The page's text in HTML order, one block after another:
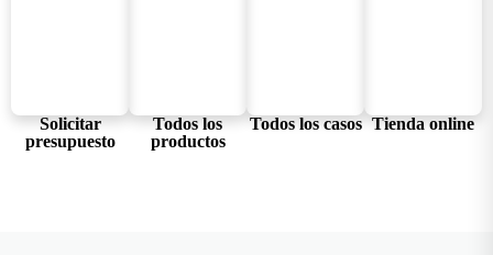
Temperatura de almacenamiento
-40 °C ~ +85 °C
Solicitar
presupuesto
Todos los
productos
Todos los casos Tienda online